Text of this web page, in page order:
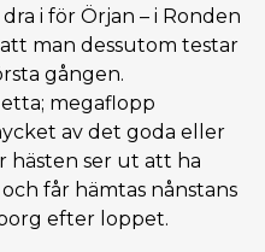
i för Örjan – i Ronden
man dessutom testar
gången.
megaflopp
av det goda eller
hästen ser ut att ha
får hämtas nånstans
efter loppet.